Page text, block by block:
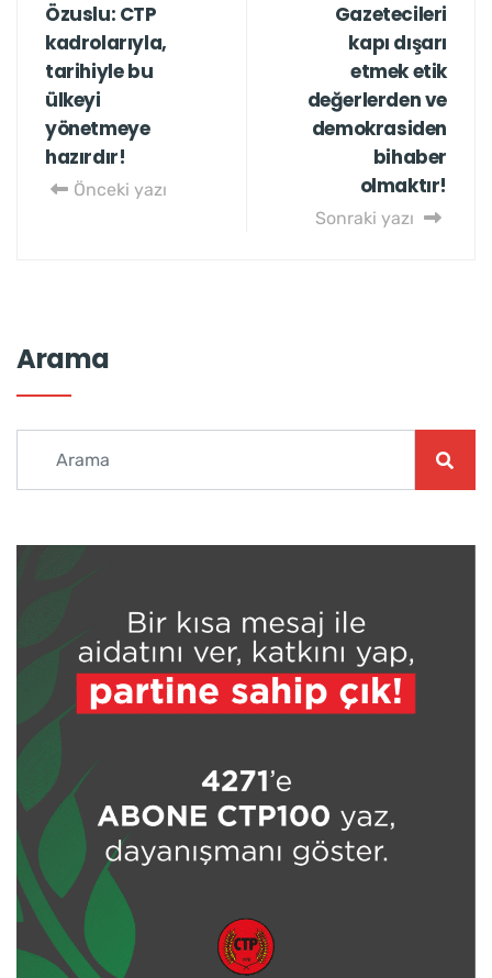
Özuslu: CTP
kadrolarıyla,
tarihiyle bu
ülkeyi
yönetmeye
hazırdır!
Önceki yazı
Gazetecileri
kapı dışarı
etmek etik
değerlerden ve
demokrasiden
bihaber
olmaktır!
Sonraki yazı
Arama